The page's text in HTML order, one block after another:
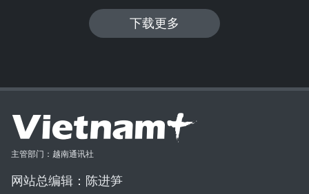
下载更多
主管部门：越南通讯社
网站总编辑：陈进笋